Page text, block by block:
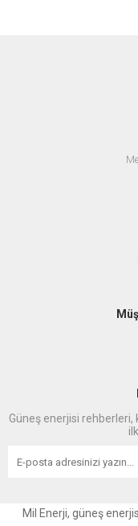
Güneş enerjisi rehberleri,
Mil Enerji, güneş